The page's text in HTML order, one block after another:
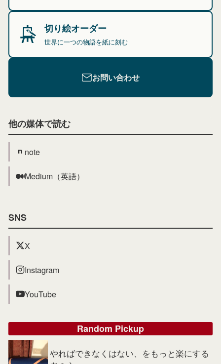
切り絵オーダー
世界に一つの物語を紙に刻む
お問い合わせ
他の媒体で読む
note
Medium（英語）
SNS
X
Instagram
YouTube
Random Pickup
やればできなくはない、をもっと楽にする